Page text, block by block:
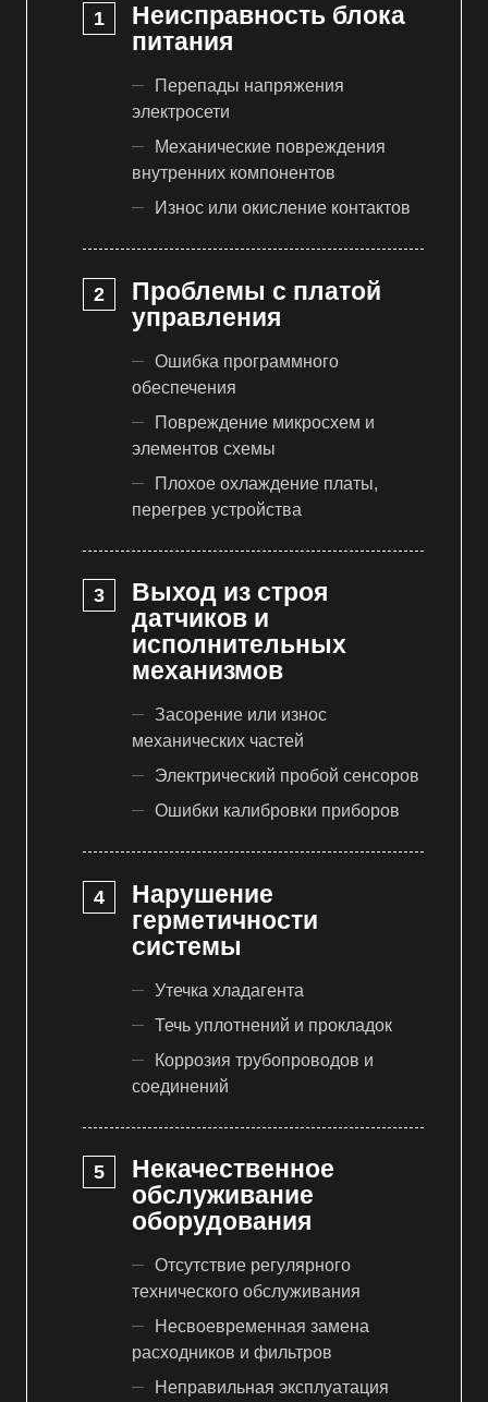
Неисправность блока
питания
Перепады напряжения
электросети
Механические повреждения
внутренних компонентов
Износ или окисление контактов
Проблемы с платой
управления
Ошибка программного
обеспечения
Повреждение микросхем и
элементов схемы
Плохое охлаждение платы,
перегрев устройства
Выход из строя
датчиков и
исполнительных
механизмов
Засорение или износ
механических частей
Электрический пробой сенсоров
Ошибки калибровки приборов
Нарушение
герметичности
системы
Утечка хладагента
Течь уплотнений и прокладок
Коррозия трубопроводов и
соединений
Некачественное
обслуживание
оборудования
Отсутствие регулярного
технического обслуживания
Несвоевременная замена
расходников и фильтров
Неправильная эксплуатация